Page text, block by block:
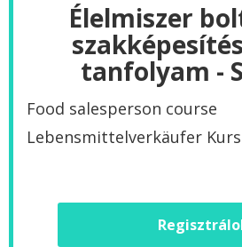
Élelmiszer
tanfolyam -
Food salesperson course
Lebensmittelverkäufer Kurs